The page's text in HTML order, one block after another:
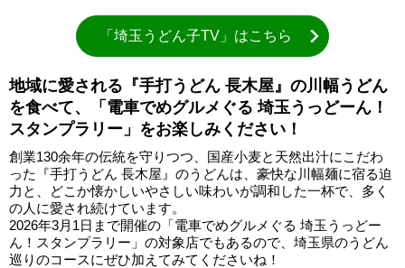
「埼玉うどん子TV」はこちら
地域に愛される『手打うどん 長木屋』の川幅うどん
を食べて、「電車でめグルメぐる 埼玉うっどーん！
スタンプラリー」をお楽しみください！
創業130余年の伝統を守りつつ、国産小麦と天然出汁にこだわ
った『手打うどん 長木屋』のうどんは、豪快な川幅麺に宿る迫
力と、どこか懐かしいやさしい味わいが調和した一杯で、多く
の人に愛され続けています。
2026年3月1日まで開催の「電車でめグルメぐる 埼玉うっどー
ん！スタンプラリー」の対象店でもあるので、埼玉県のうどん
巡りのコースにぜひ加えてみてくださいね！